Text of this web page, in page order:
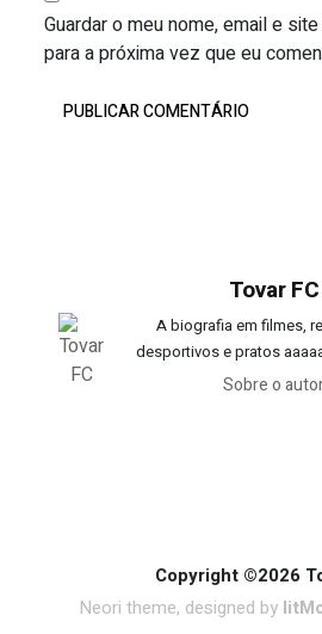
Guardar o meu nome, email e
para a próxima vez que eu
Tovar FC
A biografia em filmes,
desportivos e pratos
Sobre o
Copyright ©2026
Neori theme, designed by